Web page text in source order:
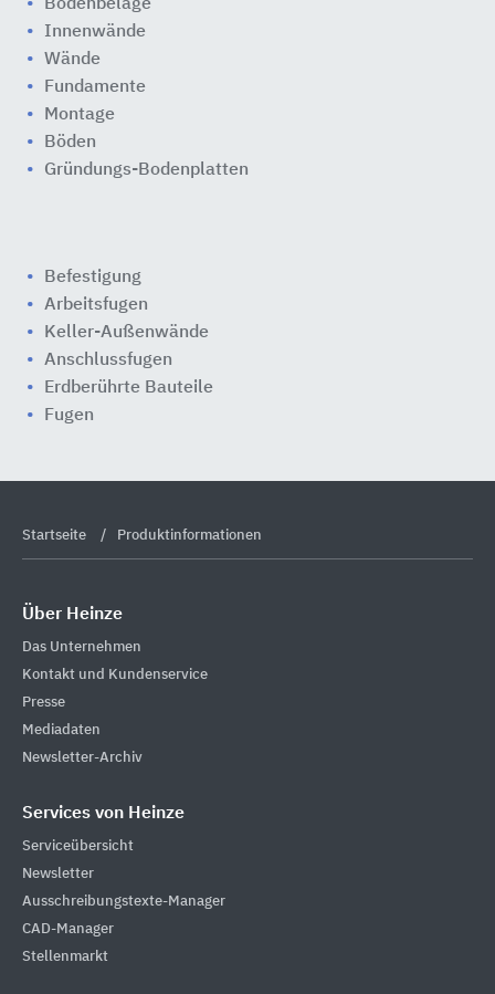
Bodenbeläge
Innenwände
Wände
Fundamente
Montage
Böden
Gründungs-Bodenplatten
Befestigung
Arbeitsfugen
Keller-Außenwände
Anschlussfugen
Erdberührte Bauteile
Fugen
Startseite Produktinformationen
Über Heinze
Das Unternehmen
Kontakt und Kundenservice
Presse
Mediadaten
Newsletter-Archiv
Services von Heinze
Serviceübersicht
Newsletter
Ausschreibungstexte-Manager
CAD-Manager
Stellenmarkt